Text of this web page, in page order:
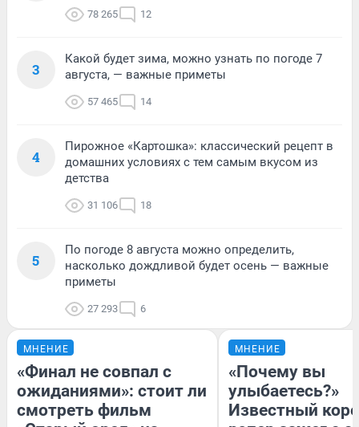
78 265 12
3
Какой будет зима, можно узнать по погоде 7
августа, — важные приметы
57 465 14
4
Пирожное «Картошка»: классический рецепт в
домашних условиях с тем самым вкусом из
детства
31 106 18
5
По погоде 8 августа можно определить,
насколько дождливой будет осень — важные
приметы
27 293 6
МНЕНИЕ
«Финал не совпал с
ожиданиями»: стоит ли
смотреть фильм
МНЕНИЕ
«Почему вы
улыбаетесь?»
Известный